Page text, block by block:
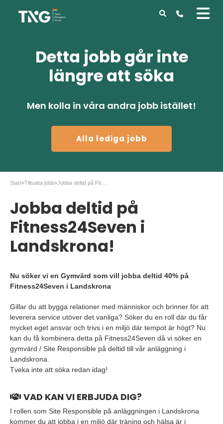
Detta jobb går inte
längre att söka
Men kolla in våra andra jobb istället!
Alla lediga jobb
Start»Tillsatta jobb»
Jobba deltid på
Fitness24Seven i
Landskrona!
Nu söker vi en Gymvärd som vill jobba deltid 40% på
Fitness24Seven i Landskrona
Gillar du att bygga relationer med människor och brinner för att
leverera service utöver det vanliga? Söker du en roll där du får
mycket eget ansvar och trivs i en miljö där tempot är högt? Nu
kan du få kombinera detta på Fitness24Seven då vi söker en
gymvärd / Site Responsible på deltid till vår anläggning i
Landskrona.
Tveka inte att söka redan idag!
VAD KAN VI ERBJUDA DIG?
I rollen som Site Responsible på anläggningen i Landskrona
kommer du att jobba i en miljö där träning och hälsa är i